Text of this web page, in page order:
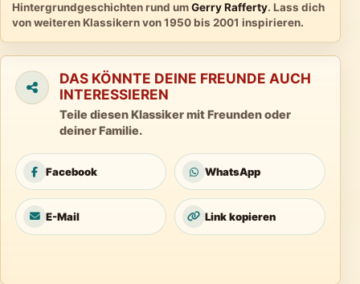
Hintergrundgeschichten rund umGerry Rafferty. Lass dich
von weiteren Klassikern von 1950 bis 2001 inspirieren.
DAS KÖNNTE DEINE FREUNDE AUCH
INTERESSIEREN
Teile diesen Klassiker mit Freunden oder
deiner Familie.
Facebook WhatsApp
E-Mail Link kopieren